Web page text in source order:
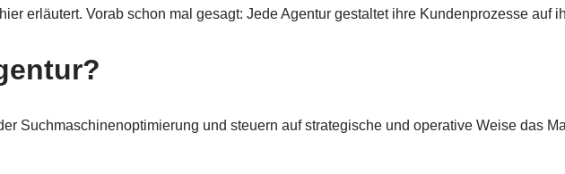
erläutert. Vorab schon mal gesagt: Jede Agentur gestaltet ihre Kundenprozesse auf
Suchmaschinenoptimierung und steuern auf strategische und operative Weise das